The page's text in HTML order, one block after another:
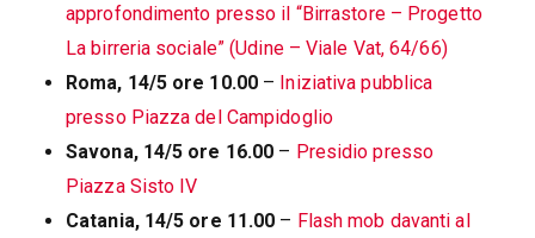
approfondimento presso il “Birrastore – Progetto
La birreria sociale” (Udine – Viale Vat, 64/66)
Roma, 14/5 ore 10.00 – Iniziativa pubblica
presso Piazza del Campidoglio
Savona, 14/5 ore 16.00 – Presidio presso
Piazza Sisto IV
Catania, 14/5 ore 11.00 – Flash mob davanti al